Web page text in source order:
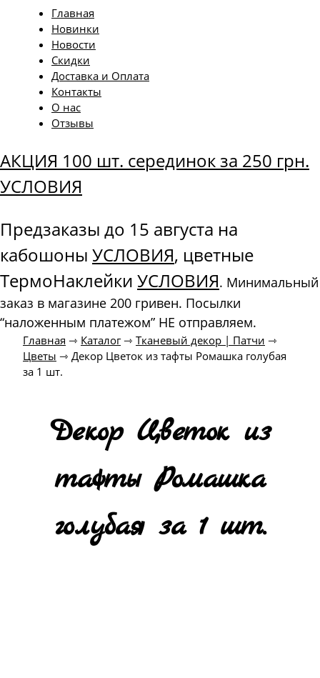
Главная
Новинки
Новости
Скидки
Доставка и Оплата
Контакты
О нас
Отзывы
АКЦИЯ 100 шт. серединок за 250 грн.
УСЛОВИЯ
Предзаказы до 15 августа на
кабошоны УСЛОВИЯ, цветные
ТермоНаклейки УСЛОВИЯ. Минимальный
заказ в магазине 200 гривен. Посылки
“наложенным платежом” НЕ отправляем.
Главная ⇾ Каталог⇾ Тканевый декор | Патчи ⇾
Цветы ⇾ Декор Цветок из тафты Ромашка голубая
за 1 шт.
Декор Цветок из
тафты Ромашка
голубая за 1 шт.